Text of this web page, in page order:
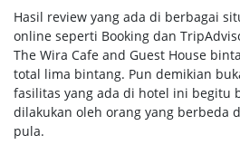
Hasil review yang ada di berbagai
online seperti Booking dan
The Wira Cafe and Guest House
total lima bintang. Pun demikian
fasilitas yang ada di hotel ini begitu
dilakukan oleh orang yang berbeda
pula.